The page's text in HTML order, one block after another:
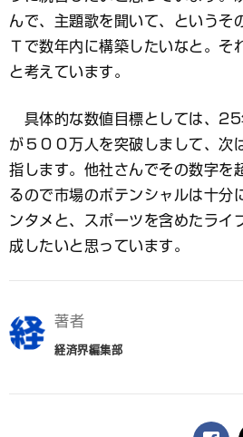
んで、主題歌を聞いて、というそ
Ｔで数年内に構築したいなと。そ
と考えています。
具体的な数値目標としては、
が５００万人を突破しまして、次
指します。他社さんでその数字を
るので市場のポテンシャルは十分
ンタメと、スポーツを含めたライ
成したいと思っています。
著者
経済界編集部